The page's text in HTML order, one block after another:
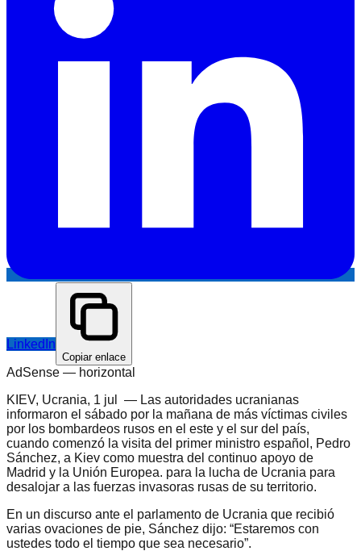
LinkedIn
Copiar enlace
AdSense — horizontal
KIEV, Ucrania, 1 jul — Las autoridades ucranianas
informaron el sábado por la mañana de más víctimas civiles
por los bombardeos rusos en el este y el sur del país,
cuando comenzó la visita del primer ministro español, Pedro
Sánchez, a Kiev como muestra del continuo apoyo de
Madrid y la Unión Europea. para la lucha de Ucrania para
desalojar a las fuerzas invasoras rusas de su territorio.
En un discurso ante el parlamento de Ucrania que recibió
varias ovaciones de pie, Sánchez dijo: “Estaremos con
ustedes todo el tiempo que sea necesario”.